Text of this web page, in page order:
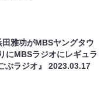
雅功がMBSヤングタウ
にMBSラジオにレギュラ
ぶラジオ』2023.03.17